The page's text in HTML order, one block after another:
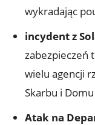
‍wykradając
incydent z
zabezpieczeń
wielu agencji⁣
Skarbu i
Atak na​